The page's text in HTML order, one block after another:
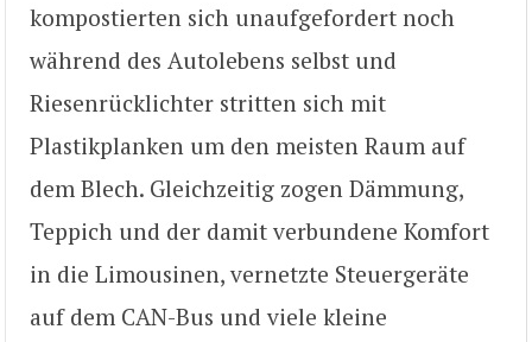
kompostierten sich unaufgefordert noch
während des Autolebens selbst und
Riesenrücklichter stritten sich mit
Plastikplanken um den meisten Raum auf
dem Blech. Gleichzeitig zogen Dämmung,
Teppich und der damit verbundene Komfort
in die Limousinen, vernetzte Steuergeräte
auf dem CAN-Bus und viele kleine